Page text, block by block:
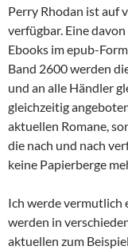
Perry Rhodan ist auf
verfügbar. Eine
Ebooks im epub-
Band 2600 werden
und an alle Händler
gleichzeitig
aktuellen Romane,
die nach und nach
keine Papierberge
Ich werde vermutlich
werden in
aktuellen zum